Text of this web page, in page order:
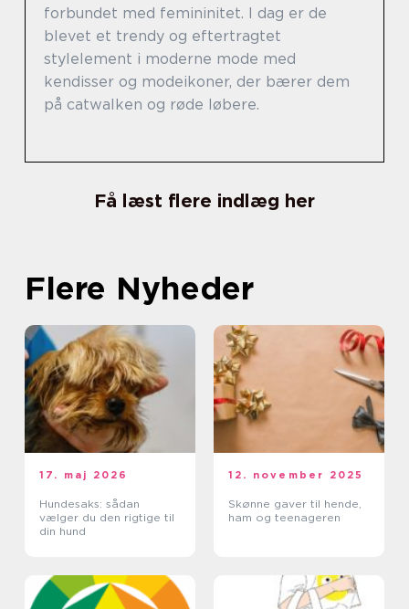
forbundet med femininitet. I dag er de
blevet et trendy og eftertragtet
stylelement i moderne mode med
kendisser og modeikoner, der bærer dem
på catwalken og røde løbere.
Få læst flere indlæg her
Flere Nyheder
17. maj 2026
Hundesaks: sådan
vælger du den rigtige til
din hund
12. november 2025
Skønne gaver til hende,
ham og teenageren